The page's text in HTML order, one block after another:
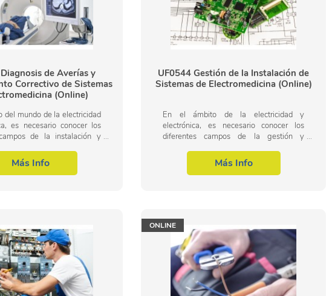
de Averías y
Correctivo de Sistemas
(Online)
del mundo de la electricidad
es necesario conocer los
de la instalación y
dentro del área
Más Info
UF0544 Gestión de la Instalación de
Sistemas de Electromedicina (Online)
En el ámbito de la electricidad y
electrónica, es necesario conocer los
diferentes campos de la gestión y
mantenimiento de sistemas de
electromedicina, dentro del...
Más Info
ONLINE